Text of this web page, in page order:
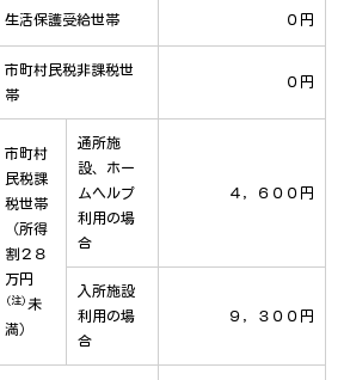
生活保護受給世帯 ０円
市町村民税非課税世
帯
０円
市町村
民税課
税世帯
（所得
割２８
万円
(注) 未
満）
通所施
設、ホー
ムヘルプ
利用の場
合
４，６００円
入所施設
利用の場
合
９，３００円